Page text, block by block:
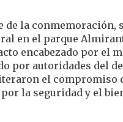
de la conmemoración,
en el parque
encabezado por el
por autoridades del
el compromiso
la seguridad y el